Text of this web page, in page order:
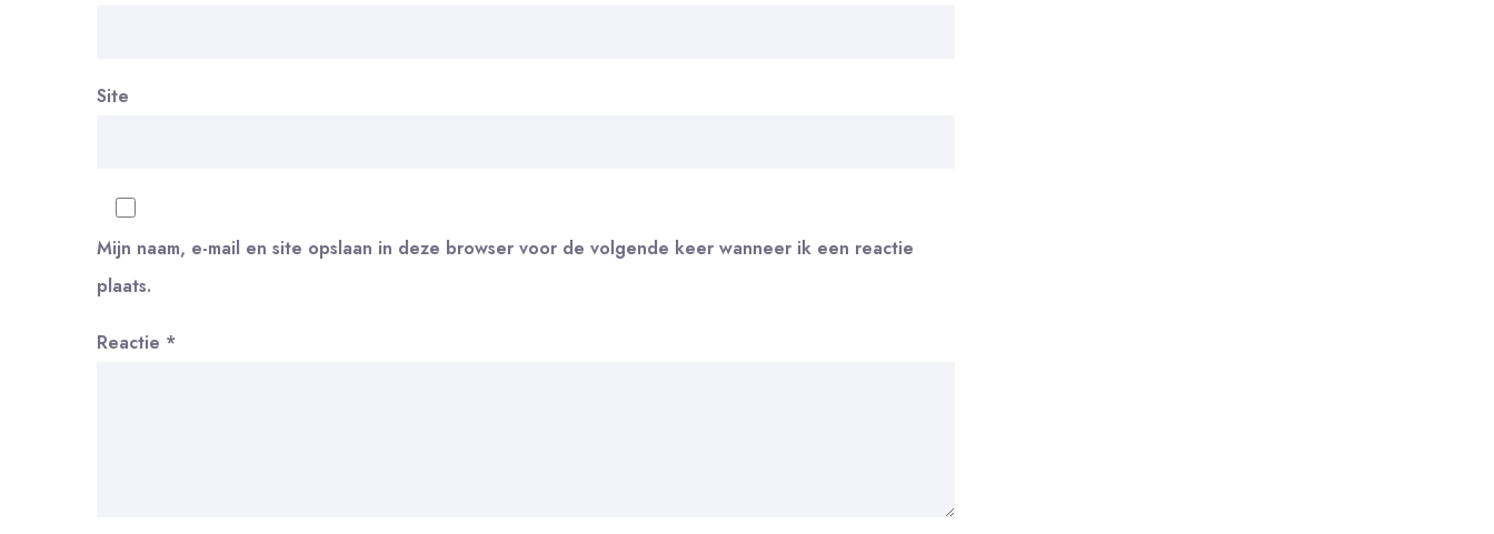
Site
Mijn naam, e-mail en site opslaan in deze browser voor de volgende keer wanneer ik een reactie
plaats.
Reactie *